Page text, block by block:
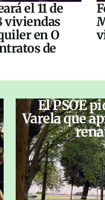
el 11 de
viviendas
en O
de
El PSOE
Varela que